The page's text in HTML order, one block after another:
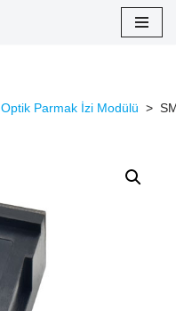
Optik Parmak İzi Modülü >